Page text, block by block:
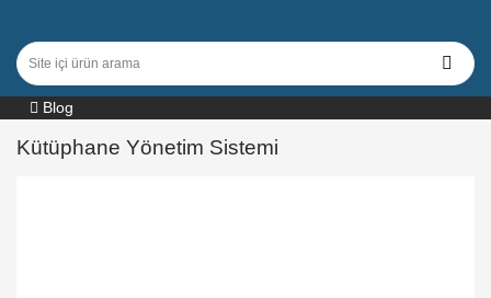
Blog
Kütüphane Yönetim Sistemi